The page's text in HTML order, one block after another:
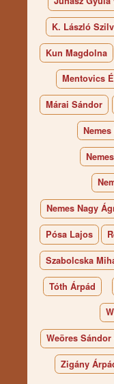
K. László
Kun Magdolna
Mentovics
Márai Sándor
Nemes Nagy
Pósa Lajos
Szabolcska
Tóth Árpád
Weöres
Zigány